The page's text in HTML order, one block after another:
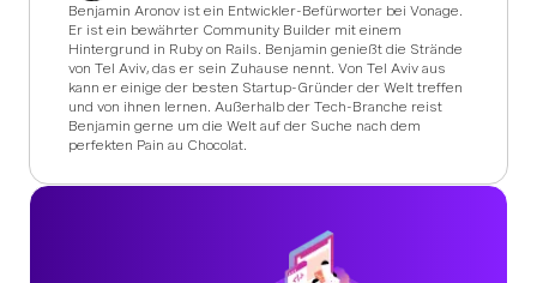
Benjamin Aronov ist ein Entwickler-Befürworter bei Vonage.
Er ist ein bewährter Community Builder mit einem
Hintergrund in Ruby on Rails. Benjamin genießt die Strände
von Tel Aviv, das er sein Zuhause nennt. Von Tel Aviv aus
kann er einige der besten Startup-Gründer der Welt treffen
und von ihnen lernen. Außerhalb der Tech-Branche reist
Benjamin gerne um die Welt auf der Suche nach dem
perfekten Pain au Chocolat.